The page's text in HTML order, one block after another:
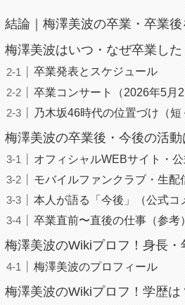
結論｜梅澤美波の卒業・卒業
梅澤美波はいつ・なぜ卒業した
卒業発表とスケジュール
卒業コンサート（2026年5月
乃木坂46時代の位置づけ（短
梅澤美波の卒業後・今後の活
オフィシャルWEBサイト・
モバイルファンクラブ・生配
本人が語る「今後」（公式コ
卒業直前〜直後の仕事（参考
梅澤美波のWikiプロフ！身長
梅澤美波のプロフィール
梅澤美波のWikiプロフ！学歴は